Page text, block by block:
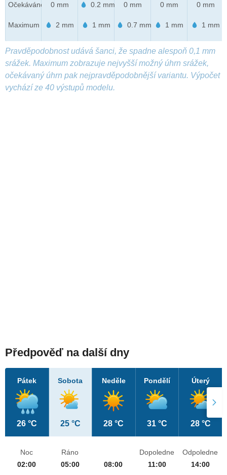
Očekáváno
Maximum
0 mm
2 mm
0.2 mm
1 mm
0 mm
0.7 mm
0 mm
1 mm
0 mm
1 mm
Pravděpodobnost udává šanci, že spadne alespoň 0,1 mm
srážek. Maximum zobrazuje nejvyšší možný úhrn srážek,
očekávaný úhrn pak nejpravděpodobnější variantu. Výpočet
vychází ze 40 výstupů modelu.
Předpověď na další dny
Pátek
26 °C
Sobota
25 °C
Neděle
28 °C
Pondělí
31 °C
Úterý
28 °C
Noc
02:00
Ráno
05:00
08:00
Dopoledne
11:00
Odpoledne
14:00